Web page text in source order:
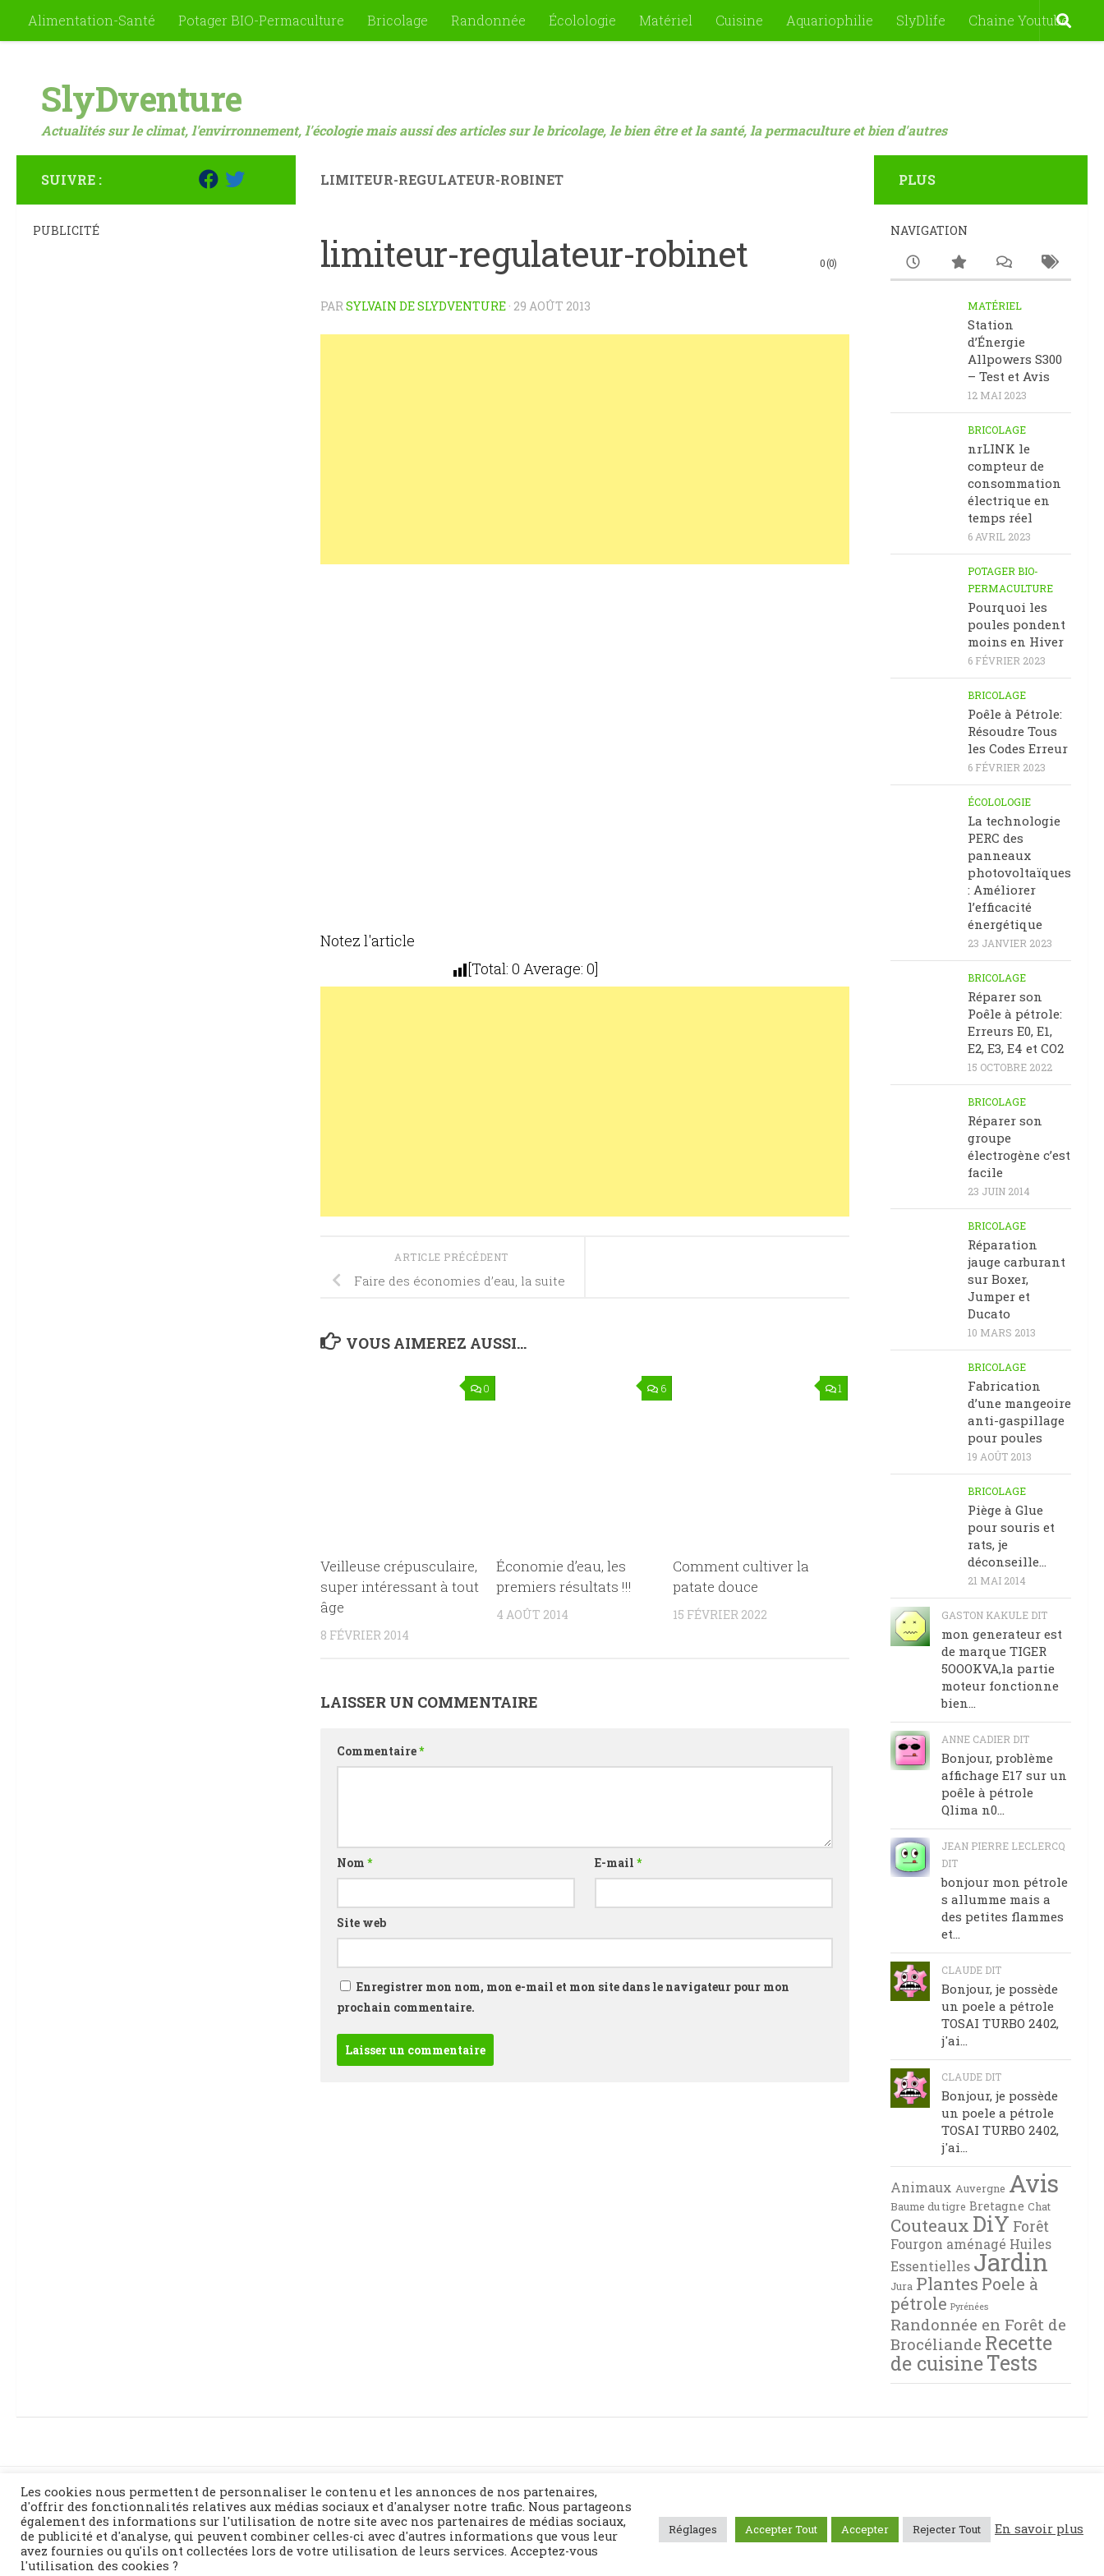
Skip to content
Alimentation-Santé Potager BIO-Permaculture Bricolage Randonnée Écolologie Matériel Cuisine Aquariophilie SlyDlife Chaine Youtube
SlyDventure
Actualités sur le climat, l'envirronnement, l'écologie mais aussi des articles sur le bricolage, le bien être et la santé, la permaculture et bien d'autres
LIMITEUR-REGULATEUR-ROBINET
limiteur-regulateur-robinet 0 (0)
PARSYLVAIN DE SLYDVENTURE · 29 AOÛT 2013
Notez l'article
[Total: 0 Average: 0]
ARTICLE PRÉCÉDENT
Faire des économies d’eau, la suite
VOUS AIMEREZ AUSSI...
0
Veilleuse crépusculaire,
super intéressant à tout
âge
8 FÉVRIER 2014
6
Économie d’eau, les
premiers résultats !!!
4 AOÛT 2014
1
Comment cultiver la
patate douce
15 FÉVRIER 2022
LAISSER UN COMMENTAIRE
Commentaire*
Nom * E-mail*
Site web
Enregistrer mon nom, mon e-mail et mon site dans le navigateur pour mon
prochain commentaire.
SUIVRE :
PUBLICITÉ
PLUS
NAVIGATION
MATÉRIEL
Station
d’Énergie
Allpowers S300
– Test et Avis
12 MAI 2023
BRICOLAGE
nrLINK le
compteur de
consommation
électrique en
temps réel
6 AVRIL 2023
POTAGER BIO-
PERMACULTURE
Pourquoi les
poules pondent
moins en Hiver
6 FÉVRIER 2023
BRICOLAGE
Poêle à Pétrole:
Résoudre Tous
les Codes Erreur
6 FÉVRIER 2023
ÉCOLOLOGIE
La technologie
PERC des
panneaux
photovoltaïques
: Améliorer
l’efficacité
énergétique
23 JANVIER 2023
BRICOLAGE
Réparer son
Poêle à pétrole:
Erreurs E0, E1,
E2, E3, E4 et CO2
15 OCTOBRE 2022
BRICOLAGE
Réparer son
groupe
électrogène c’est
facile
23 JUIN 2014
BRICOLAGE
Réparation
jauge carburant
sur Boxer,
Jumper et
Ducato
10 MARS 2013
BRICOLAGE
Fabrication
d’une mangeoire
anti-gaspillage
pour poules
19 AOÛT 2013
BRICOLAGE
Piège à Glue
pour souris et
rats, je
déconseille…
21 MAI 2014
GASTON KAKULE DIT
mon generateur est
de marque TIGER
5OOOKVA,la partie
moteur fonctionne
bien...
ANNE CADIER DIT
Bonjour, problème
affichage E17 sur un
poêle à pétrole
Qlima n0...
JEAN PIERRE LECLERCQ
DIT
bonjour mon pétrole
s allumme mais a
des petites flammes
et...
CLAUDE DIT
Bonjour, je possède
un poele a pétrole
TOSAI TURBO 2402,
j'ai...
CLAUDE DIT
Bonjour, je possède
un poele a pétrole
TOSAI TURBO 2402,
j'ai...
Animaux Auvergne Avis
Baume du tigre Bretagne Chat
Couteaux DiY Forêt
Fourgon aménagé Huiles
Essentielles Jardin
Jura Plantes Poele à
pétrole Pyrénées
Randonnée en Forêt de
Brocéliande Recette
de cuisineTests
Politique de confidentialité
Fièrement propulsé par - Conçu parThème Hueman
Les cookies nous permettent de personnaliser le contenu et les annonces de nos partenaires,
d'offrir des fonctionnalités relatives aux médias sociaux et d'analyser notre trafic. Nous partageons
également des informations sur l'utilisation de notre site avec nos partenaires de médias sociaux,
de publicité et d'analyse, qui peuvent combiner celles-ci avec d'autres informations que vous leur
avez fournies ou qu'ils ont collectées lors de votre utilisation de leurs services. Acceptez-vous
l'utilisation des cookies ?
Réglages Accepter Tout Accepter Rejecter Tout En savoir plus